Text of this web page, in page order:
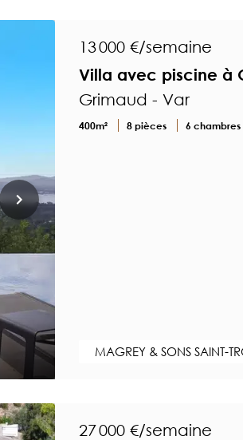
13 000 €/semaine
Villa avec piscine à
Grimaud - Var
400m² 8 pièces 6 chambres
MAGREY & SONS SAINT-
27 000 €/semaine